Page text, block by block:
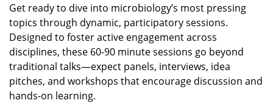
Get ready to dive into microbiology’s most pressing
topics through dynamic, participatory sessions.
Designed to foster active engagement across
disciplines, these 60-90 minute sessions go beyond
traditional talks—expect panels, interviews, idea
pitches, and workshops that encourage discussion and
hands-on learning.